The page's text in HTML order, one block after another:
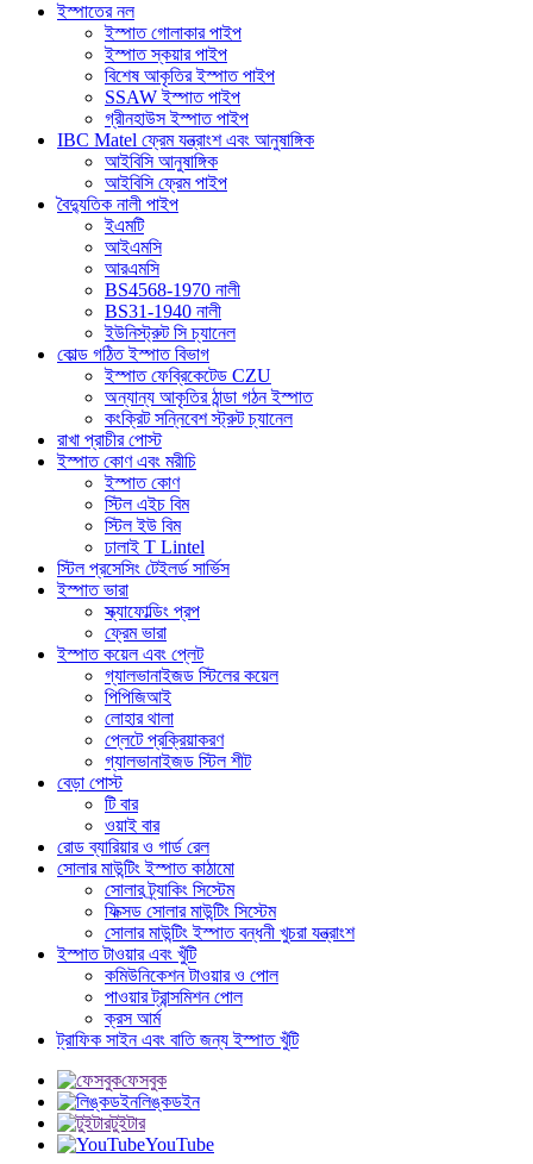
ইস্পাতের নল
ইস্পাত গোলাকার পাইপ
ইস্পাত স্কয়ার পাইপ
বিশেষ আকৃতির ইস্পাত পাইপ
SSAW ইস্পাত পাইপ
গ্রীনহাউস ইস্পাত পাইপ
IBC Matel ফ্রেম যন্ত্রাংশ এবং আনুষাঙ্গিক
আইবিসি আনুষাঙ্গিক
আইবিসি ফ্রেম পাইপ
বৈদ্যুতিক নালী পাইপ
ইএমটি
আইএমসি
আরএমসি
BS4568-1970 নালী
BS31-1940 নালী
ইউনিস্ট্রুট সি চ্যানেল
কোল্ড গঠিত ইস্পাত বিভাগ
ইস্পাত ফেব্রিকেটেড CZU
অন্যান্য আকৃতির ঠান্ডা গঠন ইস্পাত
কংক্রিট সন্নিবেশ স্ট্রুট চ্যানেল
রাখা প্রাচীর পোস্ট
ইস্পাত কোণ এবং মরীচি
ইস্পাত কোণ
স্টিল এইচ বিম
স্টিল ইউ বিম
ঢালাই T Lintel
স্টিল প্রসেসিং টেইলর্ড সার্ভিস
ইস্পাত ভারা
স্ক্যাফোল্ডিং প্রপ
ফ্রেম ভারা
ইস্পাত কয়েল এবং প্লেট
গ্যালভানাইজড স্টিলের কয়েল
পিপিজিআই
লোহার থালা
প্লেটে প্রক্রিয়াকরণ
গ্যালভানাইজড স্টিল শীট
বেড়া পোস্ট
টি বার
ওয়াই বার
রোড ব্যারিয়ার ও গার্ড রেল
সোলার মাউন্টিং ইস্পাত কাঠামো
সোলার ট্র্যাকিং সিস্টেম
ফিক্সড সোলার মাউন্টিং সিস্টেম
সোলার মাউন্টিং ইস্পাত বন্ধনী খুচরা যন্ত্রাংশ
ইস্পাত টাওয়ার এবং খুঁটি
কমিউনিকেশন টাওয়ার ও পোল
পাওয়ার ট্রান্সমিশন পোল
ক্রস আর্ম
ট্রাফিক সাইন এবং বাতি জন্য ইস্পাত খুঁটি
ফেসবুক
লিঙ্কডইন
টুইটার
YouTube